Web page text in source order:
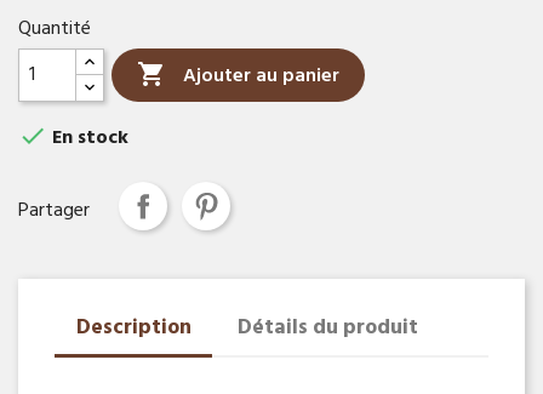
Quantité
 Ajouter au panier
 En stock
Partager
Description Détails du produit